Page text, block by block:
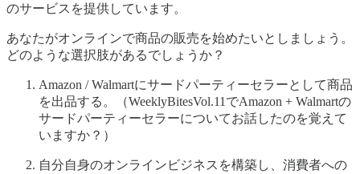
のサービスを提供しています。
あなたがオンラインで商品の販売を始めたいとしましょう。
どのような選択肢があるでしょうか？
Amazon / Walmartにサードパーティーセラーとして商品
を出品する。（WeeklyBitesVol.11でAmazon + Walmartの
サードパーティーセラーについてお話したのを覚えて
いますか？）
自分自身のオンラインビジネスを構築し、消費者への